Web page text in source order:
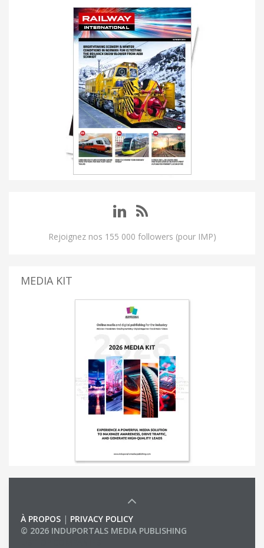
Rejoignez nos 155 000 followers (pour IMP)
MEDIA KIT
À PROPOS | PRIVACY POLICY
© 2026 INDUPORTALS MEDIA PUBLISHING